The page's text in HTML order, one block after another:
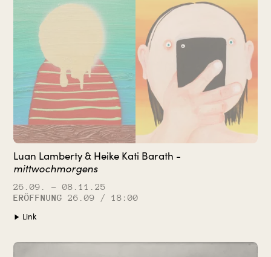
Luan Lamberty & Heike Kati Barath -
mittwochmorgens
26.09.
– 08.11.25
ERÖFFNUNG
26.09 / 18:00
Link